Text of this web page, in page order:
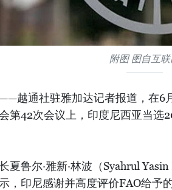
附图 图自互
越通社驻雅加达记者报道，在6
会第42次会议上，印度尼西亚当
夏鲁尔·雅新·林波（Syahrul
，印尼感谢并高度评价FAO给予的